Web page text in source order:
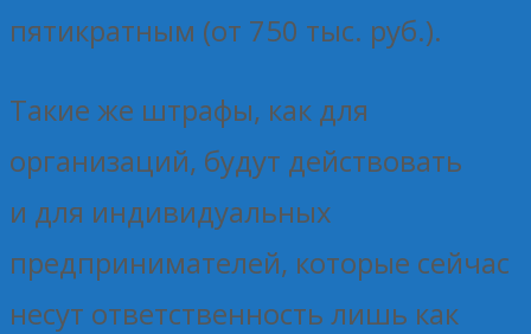
пятикратным (от 750 тыс. руб.).
Такие же штрафы, как для
организаций, будут действовать
и для индивидуальных
предпринимателей, которые сейчас
несут ответственность лишь как